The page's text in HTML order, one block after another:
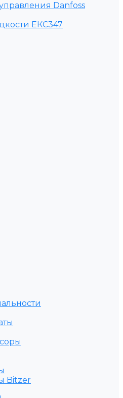
Danfoss
ЕКС347
Bitzer